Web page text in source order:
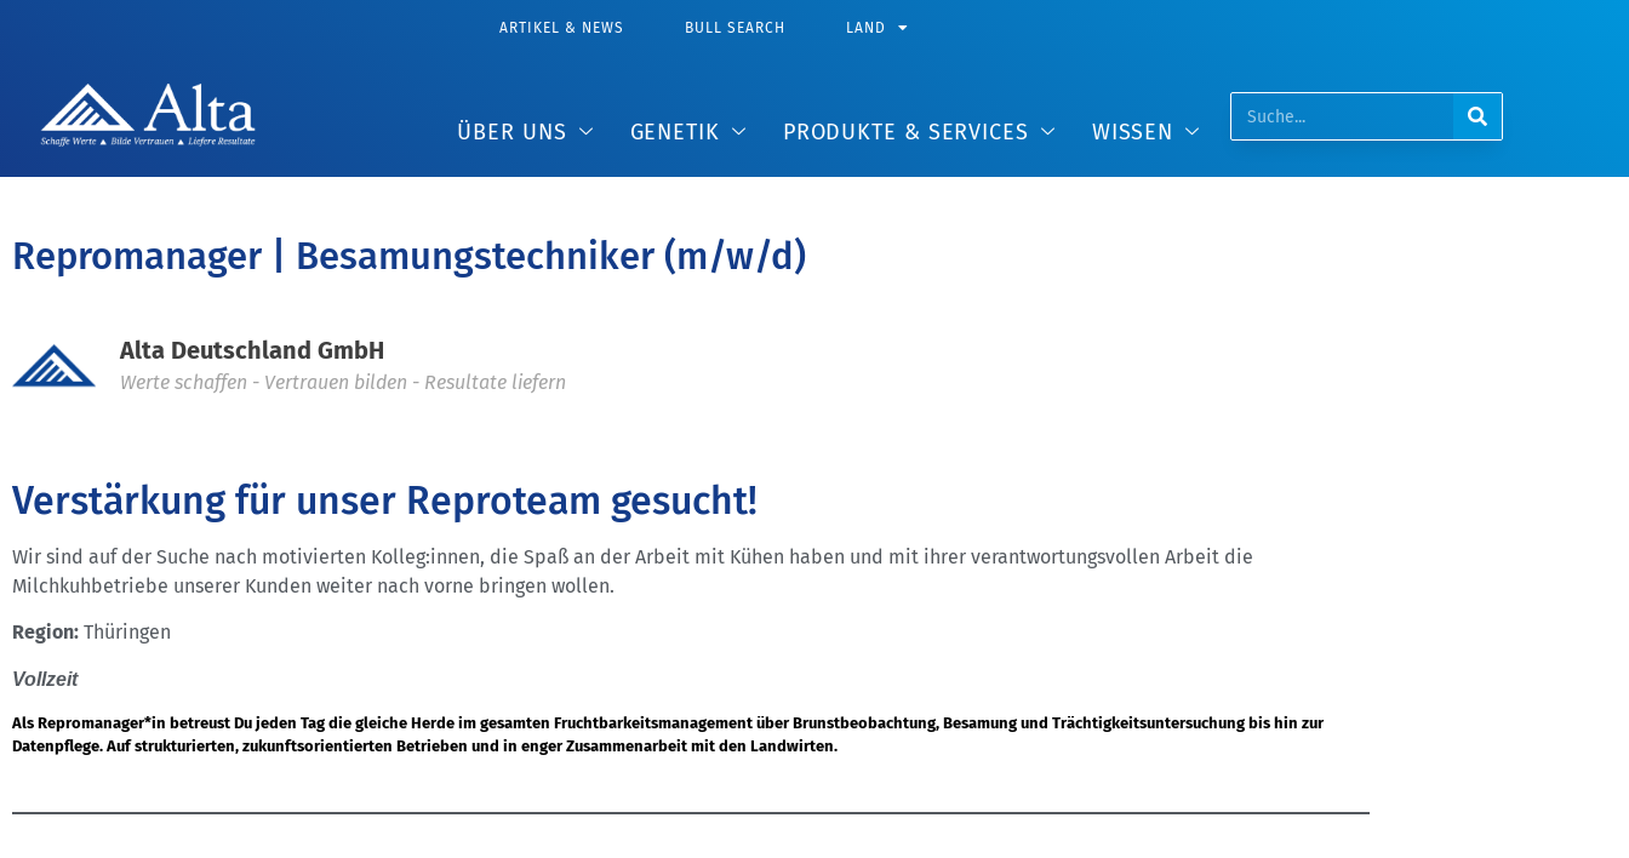
ARTIKEL & NEWS BULL SEARCH LAND
ÜBER UNS GENETIK PRODUKTE & SERVICES WISSEN
Repromanager | Besamungstechniker (m/w/d)
Alta Deutschland GmbH
Werte schaffen - Vertrauen bilden - Resultate liefern
Verstärkung für unser Reproteam gesucht!
Wir sind auf der Suche nach motivierten Kolleg:innen, die Spaß an der Arbeit mit Kühen haben und mit ihrer verantwortungsvollen Arbeit die
Milchkuhbetriebe unserer Kunden weiter nach vorne bringen wollen.
Region: Thüringen
Vollzeit
Als Repromanager*in betreust Du jeden Tag die gleiche Herde im gesamten Fruchtbarkeitsmanagement über Brunstbeobachtung, Besamung und Trächtigkeitsuntersuchung bis hin zur
Datenpflege. Auf strukturierten, zukunftsorientierten Betrieben und in enger Zusammenarbeit mit den Landwirten.